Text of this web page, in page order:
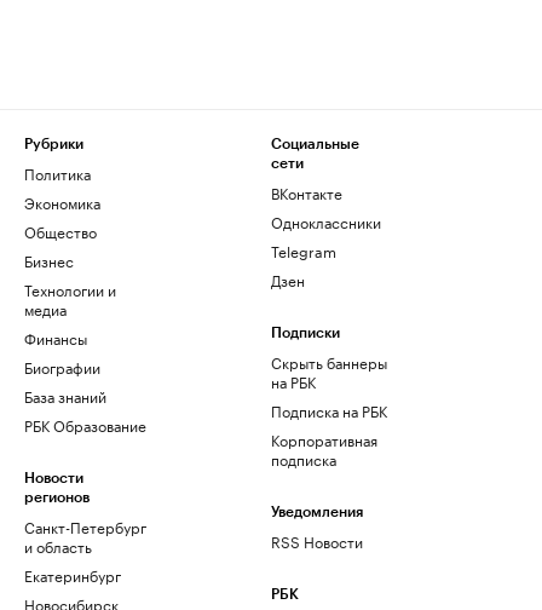
Рубрики
Политика
Экономика
Общество
Бизнес
Технологии и
медиа
Финансы
Биографии
База знаний
РБК Образование
Новости
регионов
Санкт-Петербург
и область
Екатеринбург
Новосибирск
Социальные
сети
ВКонтакте
Одноклассники
Telegram
Дзен
Подписки
Скрыть баннеры
на РБК
Подписка на РБК
Корпоративная
подписка
Уведомления
RSS Новости
РБК